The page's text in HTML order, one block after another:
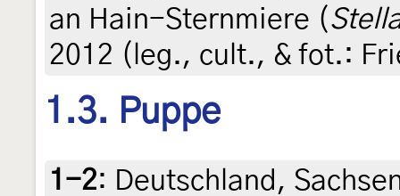
an Hain-Sternmiere (
2012 (leg., cult., & fot.:
1.3. Puppe
1-2: Deutschland,